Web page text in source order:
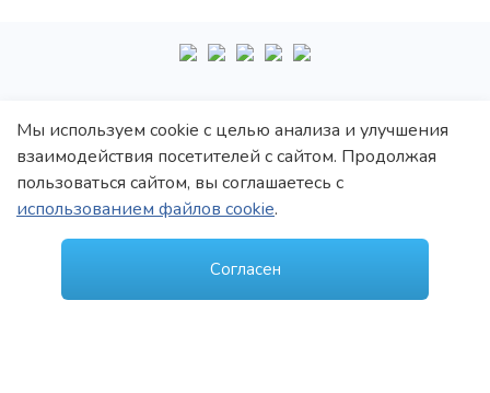
Мы используем cookie с целью анализа и улучшения
взаимодействия посетителей с сайтом. Продолжая
пользоваться сайтом, вы соглашаетесь с
использованием файлов cookie.
Согласен
ООО «Новые технологии Плюс»
здравоохранения г.Москвы
+7 495 222-10-87
Политика обработки персональных данных
Политика конфиденциальности
Пользовательское соглашение